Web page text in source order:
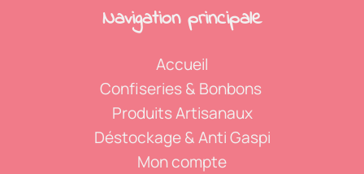
Navigation principale
Accueil
Confiseries & Bonbons
Produits Artisanaux
Déstockage & Anti Gaspi
Mon compte